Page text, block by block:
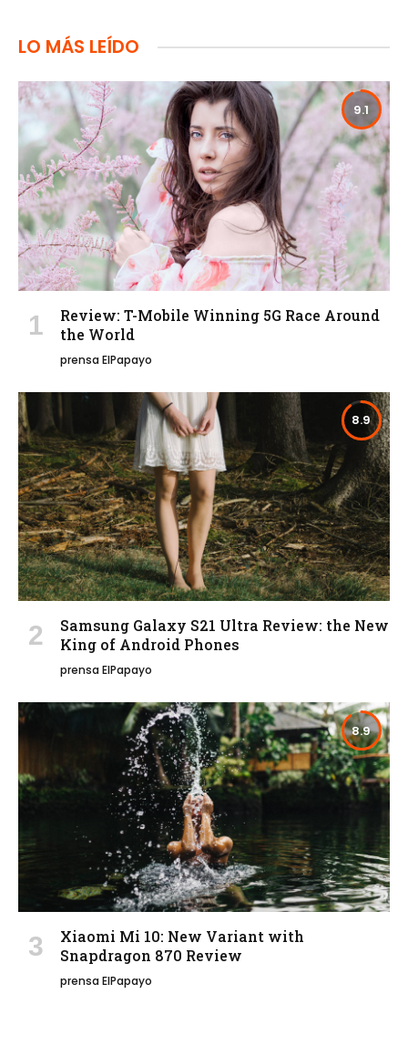
LO MÁS LEÍDO
9.1
Review: T-Mobile Winning 5G Race Around
the World
prensa ElPapayo
8.9
Samsung Galaxy S21 Ultra Review: the New
King of Android Phones
prensa ElPapayo
8.9
Xiaomi Mi 10: New Variant with
Snapdragon 870 Review
prensa ElPapayo